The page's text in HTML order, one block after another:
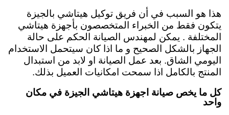
هذا هو السبب في أن فريق توكيل هيتاشي بالجيزة
يتكون فقط من الخبراء المتخصصون بأجهزة هيتاشي
المختلفة . يمكن لمهندس الصيانة الحكم على حالة
الجهاز بالشكل الصحيح و ما اذا كان سيتحمل الاستخدام
اليومي الشاق. بعد عمل الصيانة او لابد من استبدال
المنتج بالكامل اذا سمحت امكانيات العميل بذلك.
كل ما يخص صيانة اجهزة هيتاشي الجيزة في مكان
واحد